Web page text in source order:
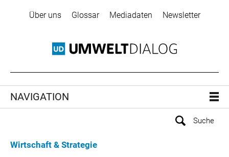
Über uns Glossar Mediadaten Newsletter
NAVIGATION
Wirtschaft & Strategie